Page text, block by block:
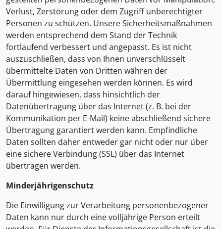
Verlust, Zerstörung oder dem Zugriff unberechtigter
Personen zu schützen. Unsere Sicherheitsmaßnahmen
werden entsprechend dem Stand der Technik
fortlaufend verbessert und angepasst. Es ist nicht
auszuschließen, dass von Ihnen unverschlüsselt
übermittelte Daten von Dritten währen der
Übermittlung eingesehen werden können. Es wird
darauf hingewiesen, dass hinsichtlich der
Datenübertragung über das Internet (z. B. bei der
Kommunikation per E-Mail) keine abschließend sichere
Übertragung garantiert werden kann. Empfindliche
Daten sollten daher entweder gar nicht oder nur über
eine sichere Verbindung (SSL) über das Internet
übertragen werden.
Minderjährigenschutz
Die Einwilligung zur Verarbeitung personenbezogener
Daten kann nur durch eine volljährige Person erteilt